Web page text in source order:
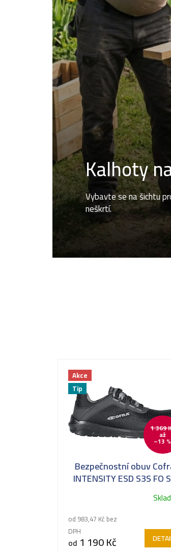
Kalhoty
Vybavte se na šichtu
neškrtí.
Akce
Tip
1 369
až
–13 %
Bezpečnostní obuv
INTENSITY ESD S3S FO
od 983,47 Kč bez
DPH
od 1 190 Kč